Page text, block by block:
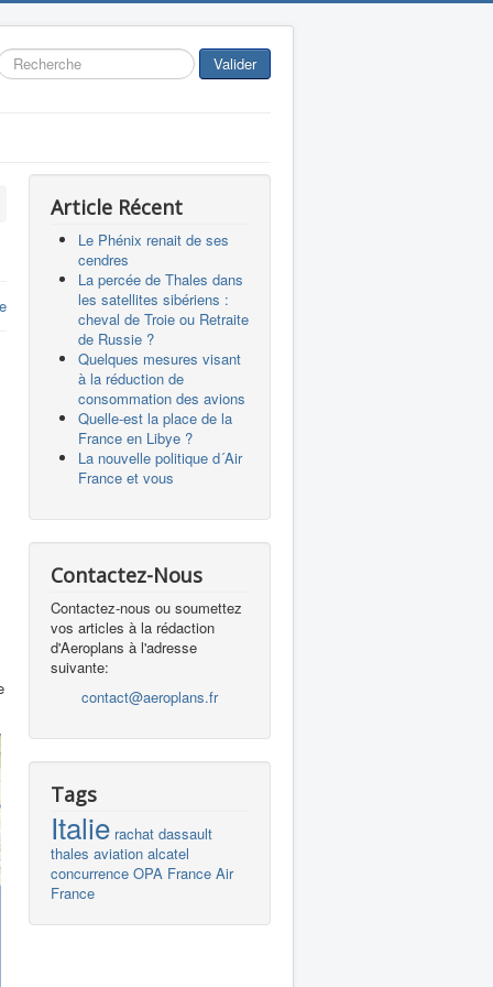
Valider
Article Récent
Le Phénix renait de ses
cendres
La percée de Thales dans
les satellites sibériens :
cheval de Troie ou Retraite
de Russie ?
Quelques mesures visant
à la réduction de
consommation des avions
Quelle-est la place de la
France en Libye ?
La nouvelle politique d´Air
France et vous
Contactez-Nous
Contactez-nous ou soumettez
vos articles à la rédaction
d'Aeroplans à l'adresse
suivante:
contact@aeroplans.fr
Tags
Italie rachat dassault
thales aviation alcatel
concurrence OPA France Air
France